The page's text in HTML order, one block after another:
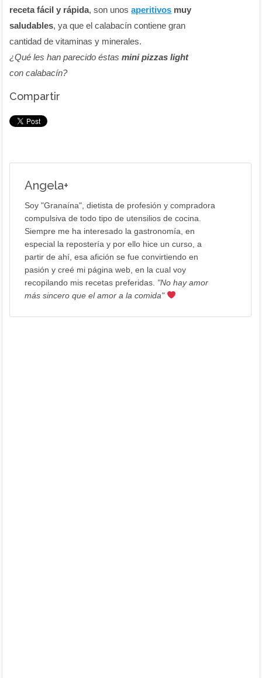
receta fácil y rápida, son unosaperitivos muy
saludables, ya que el calabacín contiene gran
cantidad de vitaminas y minerales.
¿Qué les han parecido éstasmini pizzas light
con calabacín?
Compartir
Angela+
Soy "Granaína", dietista de profesión y compradora
compulsiva de todo tipo de utensilios de cocina.
Siempre me ha interesado la gastronomía, en
especial la repostería y por ello hice un curso, a
partir de ahí, esa afición se fue convirtiendo en
pasión y creé mi página web, en la cual voy
recopilando mis recetas preferidas. "No hay amor
más sincero que el amor a la comida"